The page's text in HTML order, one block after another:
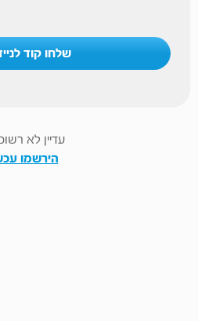
שלחו קוד
עדיין לא
הירשמו